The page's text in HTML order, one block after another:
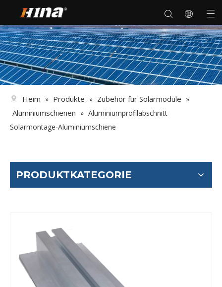
Heim » Produkte » Zubehör für Solarmodule »
Aluminiumschienen » Aluminiumprofilabschnitt
Solarmontage-Aluminiumschiene
PRODUKTKATEGORIE